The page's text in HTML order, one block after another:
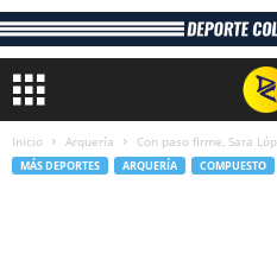
Inicio Arquería Con paso firme, Sara
MÁS DEPORTES ARQUERÍA COMPUESTO